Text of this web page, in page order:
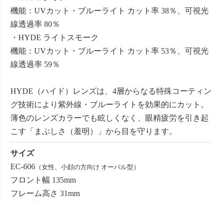
機能：UVカット・ブルーライト カット率 38％、可視光
線透過率 80％
・HYDE ライトスモーク
機能：UVカット・ブルーライト カット率 53％、可視光
線透過率 59％
HYDE（ハイド）レンズは、4層からなる特殊コーティン
グ技術により紫外線・ブルーライトを効果的にカット。
薄色のレンズカラーでも眩しくなく、眼精疲労を引き起
こす「まぶしさ（羞明）」から目を守ります。
サイズ
EC-606 （女性、小顔の方向け オーバル型）
フロント幅 135mm
フレーム高さ 31mm